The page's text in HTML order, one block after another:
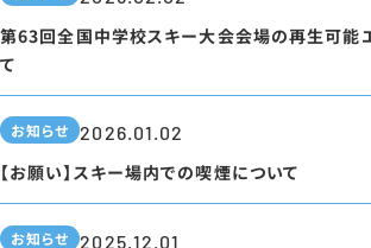
第63回全国中学校スキー大会会場の再生可能
て
お知らせ 2026.01.02
【お願い】スキー場内での喫煙について
お知らせ 2025.12.01